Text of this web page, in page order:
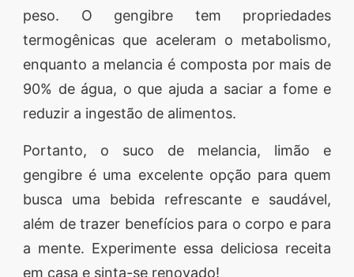
peso. O gengibre tem propriedades
termogênicas que aceleram o metabolismo,
enquanto a melancia é composta por mais de
90% de água, o que ajuda a saciar a fome e
reduzir a ingestão de alimentos.
Portanto, o suco de melancia, limão e
gengibre é uma excelente opção para quem
busca uma bebida refrescante e saudável,
além de trazer benefícios para o corpo e para
a mente. Experimente essa deliciosa receita
em casa e sinta-se renovado!